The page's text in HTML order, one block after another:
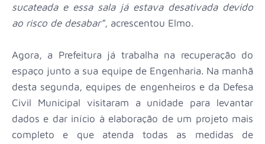
sucateada e essa sala já estava desativada devido
ao risco de desabar”, acrescentou Elmo.
Agora, a Prefeitura já trabalha na recuperação do
espaço junto a sua equipe de Engenharia. Na manhã
desta segunda, equipes de engenheiros e da Defesa
Civil Municipal visitaram a unidade para levantar
dados e dar início à elaboração de um projeto mais
completo e que atenda todas as medidas de